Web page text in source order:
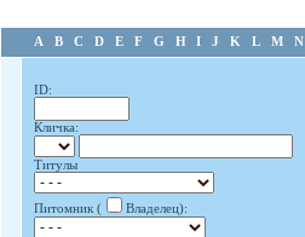
A B C D E F G H I J K L M N
ID:
Кличка:
Титулы
Питомник ( Владелец):